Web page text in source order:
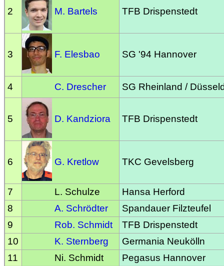
2 M. Bartels TFB Drispenstedt
3 F. Elesbao SG '94 Hannover
4 C. Drescher SG Rheinland /
5 D. Kandziora TFB Drispenstedt
6 G. Kretlow TKC Gevelsberg
7 L. Schulze
Hansa Herford
8
A. Schrödter
Spandauer Filzteufel
9
Rob. Schmidt
TFB Drispenstedt
10
K. Sternberg
Germania Neukölln
11
Ni. Schmidt
Pegasus Hannover